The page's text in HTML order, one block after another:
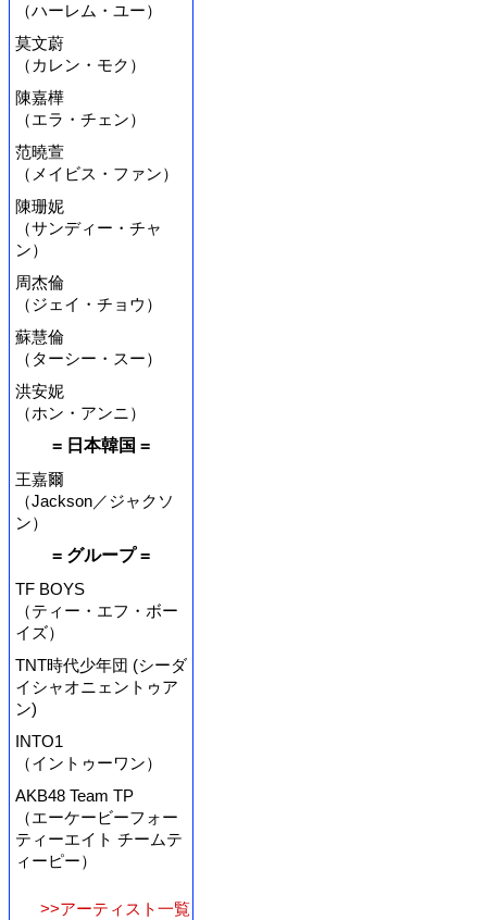
（ハーレム・ユー）
莫文蔚
（カレン・モク）
陳嘉樺
（エラ・チェン）
范曉萱
（メイビス・ファン）
陳珊妮
（サンディー・チャ
ン）
周杰倫
（ジェイ・チョウ）
蘇慧倫
（ターシー・スー）
洪安妮
（ホン・アンニ）
= 日本韓国 =
王嘉爾
（Jackson／ジャクソ
ン）
= グループ =
TF BOYS
（ティー・エフ・ボー
イズ）
TNT時代少年団 (シーダ
イシャオニェントゥア
ン)
INTO1
（イントゥーワン）
AKB48 Team TP
（エーケービーフォー
ティーエイト チームテ
ィーピー）
>>アーティスト一覧